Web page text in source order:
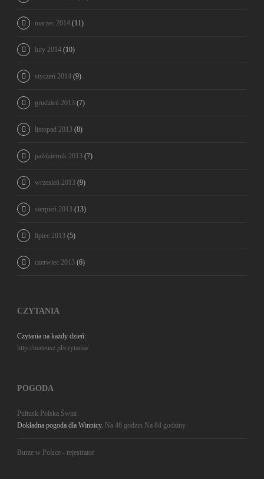
marzec 2014 (11)
luty 2014 (10)
styczeń 2014 (9)
grudzień 2013 (7)
listopad 2013 (8)
październik 2013 (7)
wrzesień 2013 (9)
sierpień 2013 (13)
lipiec 2013 (5)
czerwiec 2013 (6)
CZYTANIA
Czytania na każdy dzień:
http://mateusz.pl/czytania/
POGODA
Pułtusk Polska Świat
Dokładna pogoda dla Winnicy. Na 48 godzin Na 84 godziny
Burze w Polsce - rejestrator